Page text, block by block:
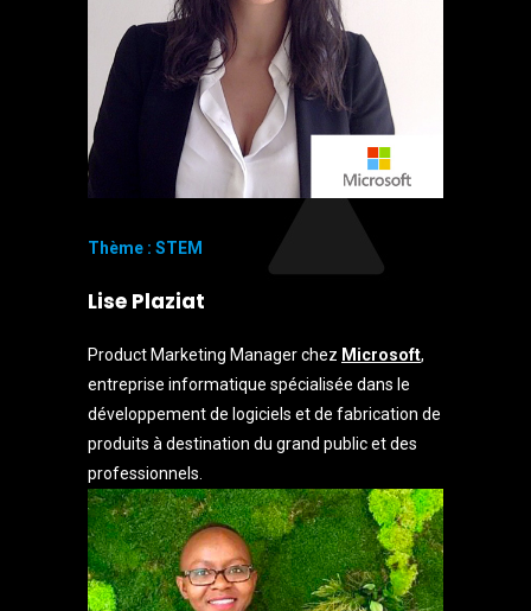
Thème : STEM
Lise Plaziat
Product Marketing Manager chez Microsoft,
entreprise informatique spécialisée dans le
développement de logiciels et de fabrication de
produits à destination du grand public et des
professionnels.